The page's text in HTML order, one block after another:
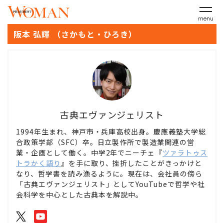
menu
阪本 弘輝 （さかもと・ひろき）
古典エヴァンジェリスト
1994年生まれ、神戸市・兵庫高校出身。慶應義塾大学総
合政策学部（SFC）卒。日立製作所で製造業関連の営
業・企画として働く。中学2年でニーチェ『ツァラトゥス
トラかく語り 』を手に取り、挫折したことがきっかけと
なり、哲学書を読み漁るように。現在は、会社員の傍ら
「古典エヴァンジェリスト」としてYouTubeで哲学や社
会科学を中心とした古典本を解説中。